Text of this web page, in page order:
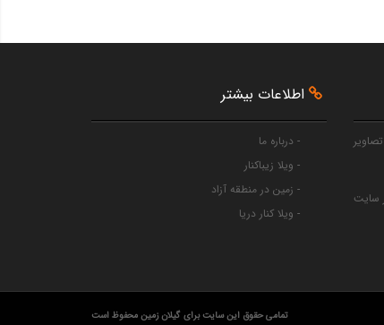
سایت
اطلاعات بیشتر
- درباره ما
- ویلا زیباکنار
- زمین در منطقه آزاد
- ویلا کنار دریا
تمامی حقوق این سایت برای گیلان زمین محفوظ است